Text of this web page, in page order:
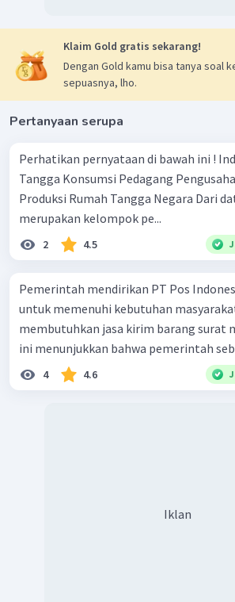
Klaim Gold gratis sekarang!
Dengan Gold kamu bisa tanya soal
sepuasnya, lho.
Pertanyaan serupa
Perhatikan pernyataan di bawah ini ! Individu Rumah
Tangga Konsumsi Pedagang Pengusaha Rumah Tangga
Produksi Rumah Tangga Negara Dari data di atas, yang
merupakan kelompok pe...
2 4.5
Pemerintah mendirikan PT Pos
untuk memenuhi kebutuhan
membutuhkan jasa kirim barang surat
ini menunjukkan bahwa pemerintah
4 4.6
Iklan